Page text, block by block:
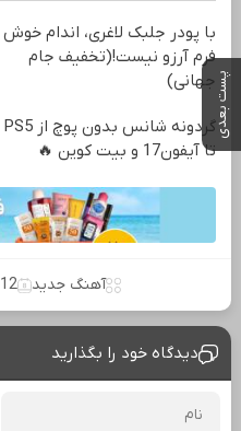
پست بعدی
با پودر جلبک لاغری، اندام خوش
فرم آرزو نیست!(تخفیف جام
جهانی)
گردونه شانس بدون پوچ از PS5
تا آیفون17 و بیت کوین 🔥
آهنگ جدید 12 خرداد 1404
دیدگاه خود را بگذارید